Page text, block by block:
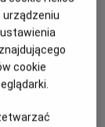
urządzeniu
cookie